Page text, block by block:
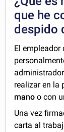
que he
despido
El empleador
realizar en la
mano o con
Una vez
carta al